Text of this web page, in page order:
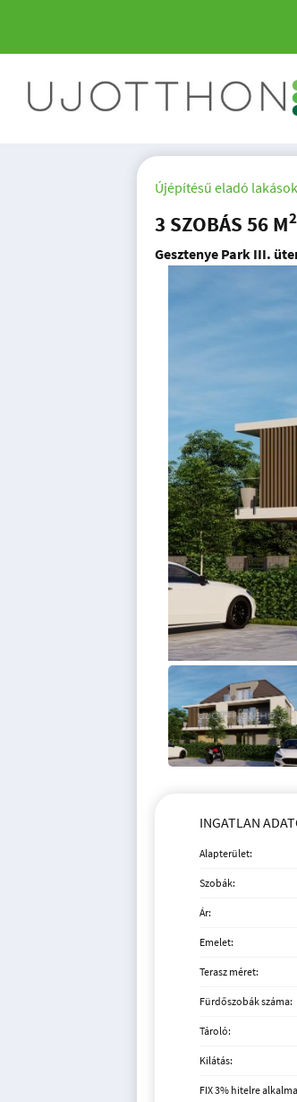
Újépítésű eladó
3 SZOBÁS 56 M2
Gesztenye Park III.
INGATLAN
Alapterület:
Szobák:
Ár:
Emelet:
Terasz méret:
Fürdőszobák száma:
Tároló:
Kilátás:
FIX 3% hitelre